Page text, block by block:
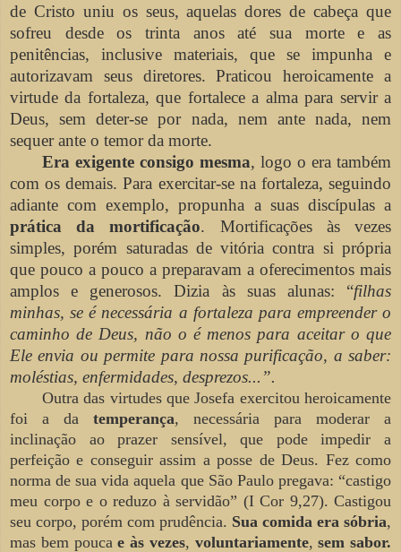
de Cristo uniu os seus, aquelas dores de cabeça que
sofreu desde os trinta anos até sua morte e as
penitências, inclusive materiais, que se impunha e
autorizavam seus diretores. Praticou heroicamente a
virtude da fortaleza, que fortalece a alma para servir a
Deus, sem deter-se por nada, nem ante nada, nem
sequer ante o temor da morte.
Era exigente consigo mesma, logo o era também
com os demais. Para exercitar-se na fortaleza, seguindo
adiante com exemplo, propunha a suas discípulas a
prática da mortificação. Mortificações às vezes
simples, porém saturadas de vitória contra si própria
que pouco a pouco a preparavam a oferecimentos mais
amplos e generosos. Dizia às suas alunas: “filhas
minhas, se é necessária a fortaleza para empreender o
caminho de Deus, não o é menos para aceitar o que
Ele envia ou permite para nossa purificação, a saber:
moléstias, enfermidades, desprezos...”.
Outra das virtudes que Josefa exercitou heroicamente
foi a da temperança, necessária para moderar a
inclinação ao prazer sensível, que pode impedir a
perfeição e conseguir assim a posse de Deus. Fez como
norma de sua vida aquela que São Paulo pregava: “castigo
meu corpo e o reduzo à servidão” (I Cor 9,27). Castigou
seu corpo, porém com prudência. Sua comida era sóbria,
mas bem poucae às vezes, voluntariamente,sem sabor.